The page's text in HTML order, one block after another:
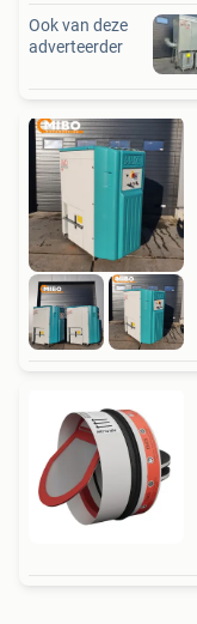
Ook van deze
adverteerder